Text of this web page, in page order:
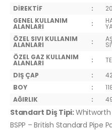
DİREKTİF
:
GENEL KULLANIM
ALANLARI :
ÖZEL SIVI KULLANIM
ALANLARI :
ÖZEL GAZ KULLANIM
ALANLARI :
DIŞ ÇAP
:
BOY
:
AĞIRLIK
:
Standart Diş Tipi:Whitworth
BSPP – British Standard Pipe